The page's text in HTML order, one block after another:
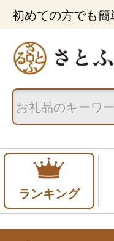
初めての方でも簡
ランキング